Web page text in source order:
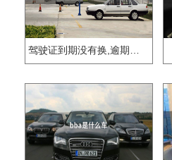
驾驶证到期没有换,逾期怎么办??